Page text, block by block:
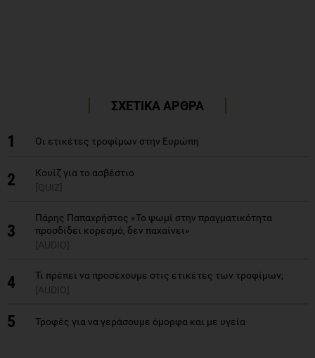
ΣΧΕΤΙΚΑ ΑΡΘΡΑ
1 Οι ετικέτες τροφίμων στην Ευρώπη
2
Κουίζ για το ασβέστιο
[QUIZ]
3
Πάρης Παπαχρήστος «Το ψωμί στην πραγματικότητα
προσδίδει κορεσμό, δεν παχαίνει»
[AUDIO]
4
Τι πρέπει να προσέχουμε στις ετικέτες των τροφίμων;
[AUDIO]
5 Τροφές για να γεράσουμε όμορφα και με υγεία